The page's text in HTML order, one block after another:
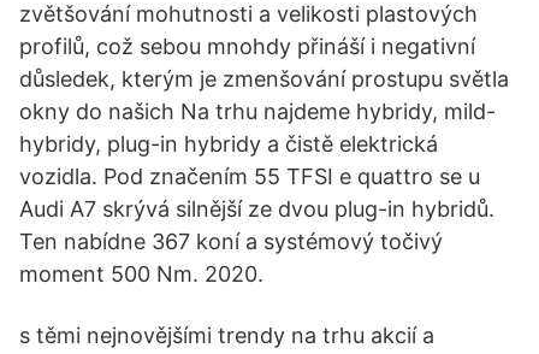
zvětšování mohutnosti a velikosti plastových
profilů, což sebou mnohdy přináší i negativní
důsledek, kterým je zmenšování prostupu světla
okny do našich Na trhu najdeme hybridy, mild-
hybridy, plug-in hybridy a čistě elektrická
vozidla. Pod značením 55 TFSI e quattro se u
Audi A7 skrývá silnější ze dvou plug-in hybridů.
Ten nabídne 367 koní a systémový točivý
moment 500 Nm. 2020.
s těmi nejnovějšími trendy na trhu akcií a